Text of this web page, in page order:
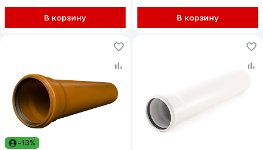
В корзину В корзину
-13%